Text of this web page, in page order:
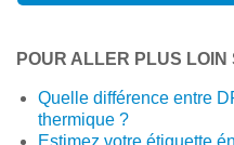
POUR ALLER PLUS
Quelle différence entre
thermique ?
Estimez votre étiquette